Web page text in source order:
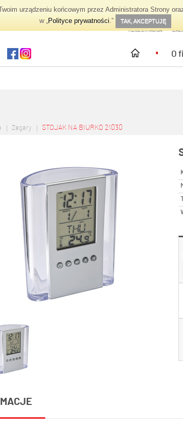
urządzeniu końcowym przez Administratora Strony
w „Polityce prywatności.” TAK, AKCEPTUJĘ
TWOJE KONTO
REJESTRACJA
O
Zegary STOJAK NA BIURKO 21030